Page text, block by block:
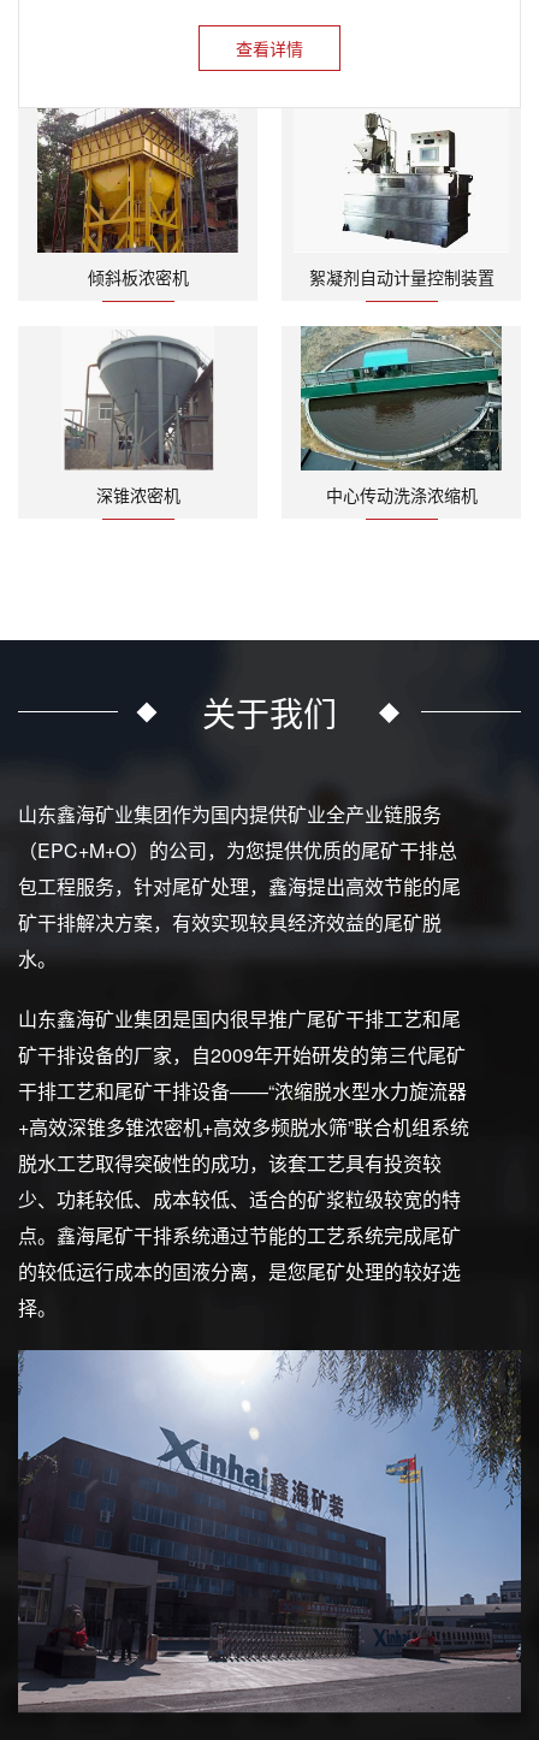
查看详情
倾斜板浓密机
深锥浓密机
絮凝剂自动计量控制装置
中心传动洗涤浓缩机
关于我们
山东鑫海矿业集团作为国内提供矿业全产业链服务
（EPC+M+O）的公司，为您提供优质的尾矿干排总
包工程服务，针对尾矿处理，鑫海提出高效节能的尾
矿干排解决方案，有效实现较具经济效益的尾矿脱
水。
山东鑫海矿业集团是国内很早推广尾矿干排工艺和尾
矿干排设备的厂家，自2009年开始研发的第三代尾矿
干排工艺和尾矿干排设备——“浓缩脱水型水力旋流器
+高效深锥多锥浓密机+高效多频脱水筛”联合机组系统
脱水工艺取得突破性的成功，该套工艺具有投资较
少、功耗较低、成本较低、适合的矿浆粒级较宽的特
点。鑫海尾矿干排系统通过节能的工艺系统完成尾矿
的较低运行成本的固液分离，是您尾矿处理的较好选
择。